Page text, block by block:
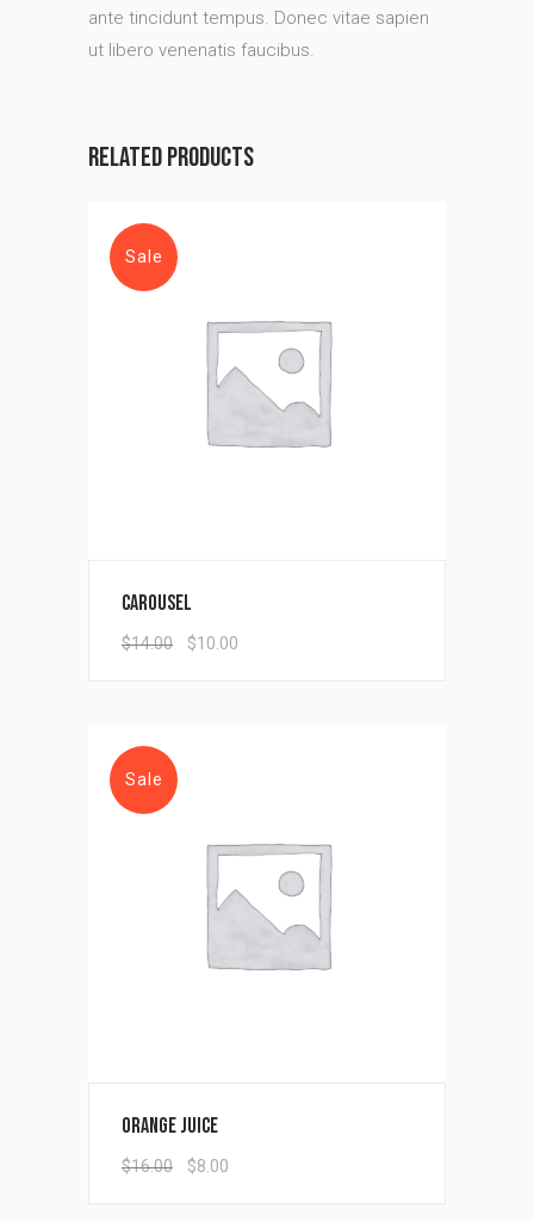
ante tincidunt tempus. Donec vitae sapien
ut libero venenatis faucibus.
Related products
Sale
Add to cart
Carousel
$14.00 $10.00
Sale
Add to cart
Orange Juice
$16.00 $8.00